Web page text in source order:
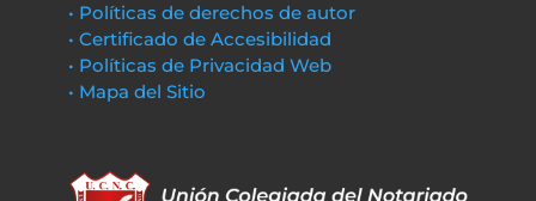
• Políticas de derechos de autor
• Certificado de Accesibilidad
• Políticas de Privacidad Web
• Mapa del Sitio